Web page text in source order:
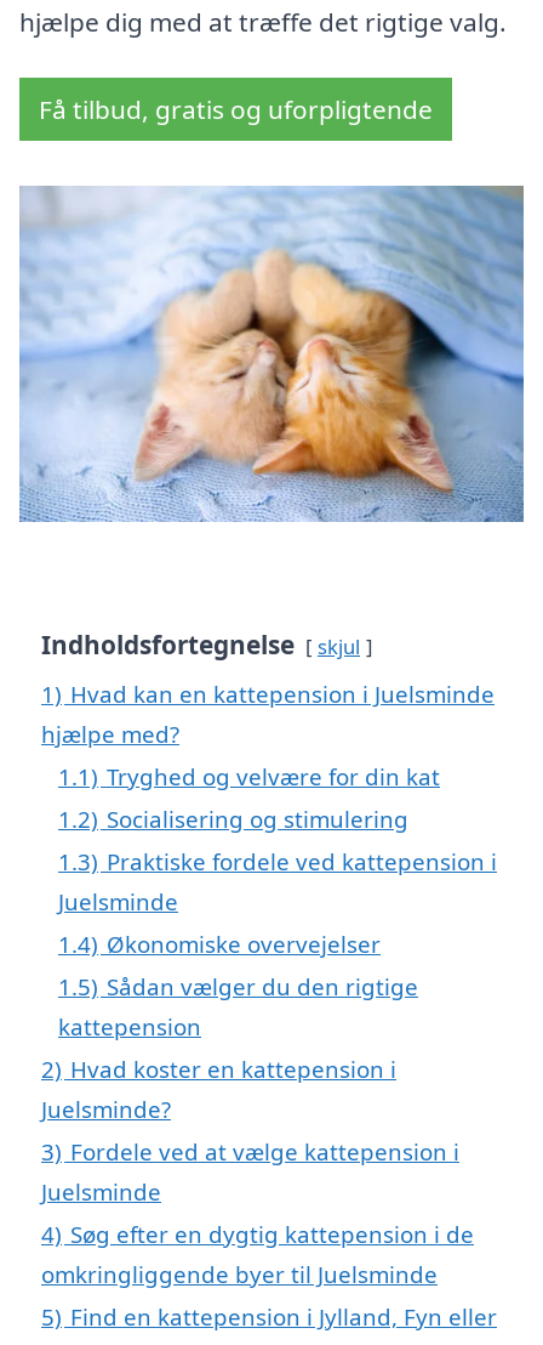
hjælpe dig med at træffe det rigtige valg.
Få tilbud, gratis og uforpligtende
Indholdsfortegnelse skjul
1) Hvad kan en kattepension i Juelsminde
hjælpe med?
1.1) Tryghed og velvære for din kat
1.2) Socialisering og stimulering
1.3) Praktiske fordele ved kattepension i
Juelsminde
1.4) Økonomiske overvejelser
1.5) Sådan vælger du den rigtige
kattepension
2) Hvad koster en kattepension i
Juelsminde?
3) Fordele ved at vælge kattepension i
Juelsminde
4) Søg efter en dygtig kattepension i de
omkringliggende byer til Juelsminde
5) Find en kattepension i Jylland, Fyn eller